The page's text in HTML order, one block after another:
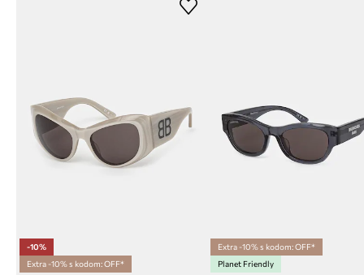
-10%
Extra -10% s kodom: OFF*
Extra -10% s kodom: OFF*
Planet Friendly